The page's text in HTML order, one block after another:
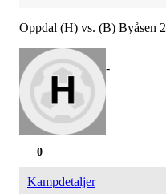
Oppdal (H) vs. (B) Byåsen 2
-
0
Kampdetaljer